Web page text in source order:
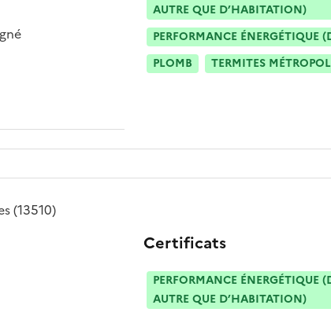
AUTRE QUE D’HABITATION)
PERFORMANCE ÉNERGÉTIQUE
PLOMB
TERMITES
(13510)
Certificats
PERFORMANCE ÉNERGÉTIQUE
AUTRE QUE D’HABITATION)